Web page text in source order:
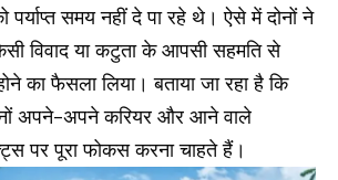
पर्याप्त समय नहीं दे पा रहे थे। ऐसे में दोनों ने
विवाद या कटुता के आपसी सहमति से
का फैसला लिया। बताया जा रहा है कि
अपने-अपने करियर और आने वाले
पर पूरा फोकस करना चाहते हैं।